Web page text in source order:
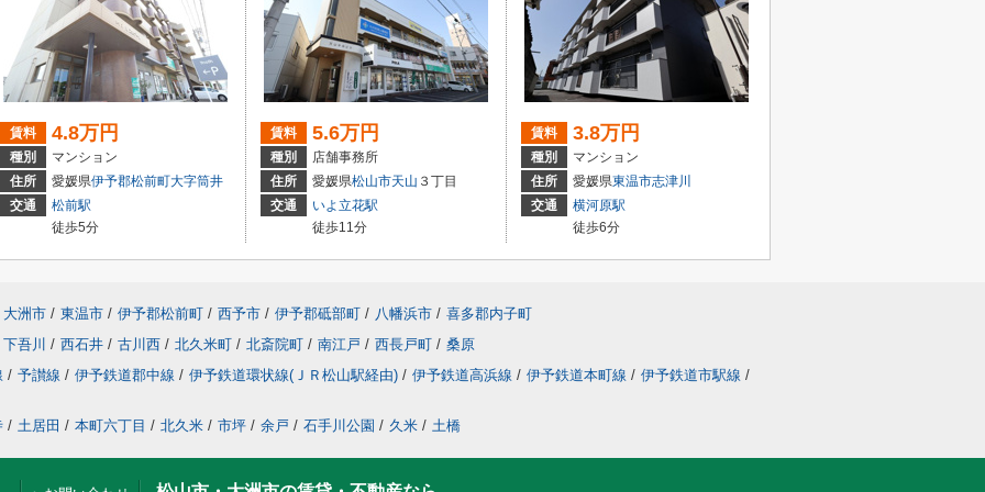
賃料 4.8万円
種別
マンション
住所
愛媛県伊予郡松前町大字筒井
交通
松前駅
徒歩5分
賃料 5.6万円
種別
店舗事務所
住所
愛媛県松山市天山 ３丁目
交通
いよ立花駅
徒歩11分
賃料 3.8万円
種別
マンション
住所
愛媛県東温市志津川
交通
横河原駅
徒歩6分
大洲市 / 東温市 / 伊予郡松前町 / 西予市 / 伊予郡砥部町 / 八幡浜市 / 喜多郡内子町
下吾川 / 西石井 / 古川西 / 北久米町 / 北斎院町 / 南江戸 / 西長戸町 / 桑原
/ 予讃線 / 伊予鉄道郡中線 / 伊予鉄道環状線(ＪＲ松山駅経由) / 伊予鉄道高浜線 / 伊予鉄道本町線 / 伊予鉄道市駅線 /
/ 土居田 / 本町六丁目 / 北久米 / 市坪 / 余戸 / 石手川公園 / 久米 / 土橋